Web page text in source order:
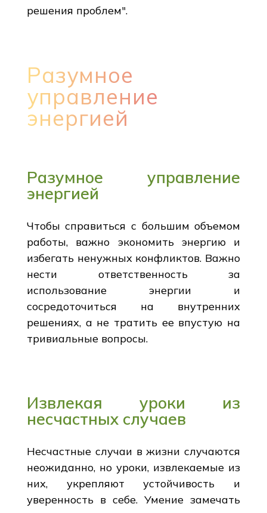
решения проблем".
Разумное
управление
энергией
Разумное управление
энергией
Чтобы справиться с большим объемом
работы, важно экономить энергию и
избегать ненужных конфликтов. Важно
нести ответственность за
использование энергии и
сосредоточиться на внутренних
решениях, а не тратить ее впустую на
тривиальные вопросы.
Извлекая уроки из
несчастных случаев
Несчастные случаи в жизни случаются
неожиданно, но уроки, извлекаемые из
них, укрепляют устойчивость и
уверенность в себе. Умение замечать